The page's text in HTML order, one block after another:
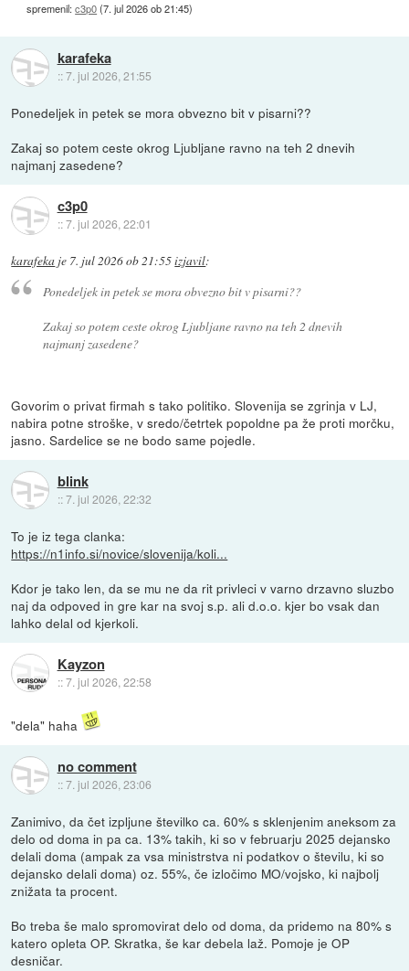
spremenil:c3p0(7. jul 2026 ob 21:45)
karafeka
::7. jul 2026, 21:55
Ponedeljek in petek se mora obvezno bit v pisarni??
Zakaj so potem ceste okrog Ljubljane ravno na teh 2 dnevih
najmanj zasedene?
c3p0
::7. jul 2026, 22:01
karafeka je 7. jul 2026 ob 21:55izjavil:
Ponedeljek in petek se mora obvezno bit v pisarni??
Zakaj so potem ceste okrog Ljubljane ravno na teh 2 dnevih
najmanj zasedene?
Govorim o privat firmah s tako politiko. Slovenija se zgrinja v LJ,
nabira potne stroške, v sredo/četrtek popoldne pa že proti morčku,
jasno. Sardelice se ne bodo same pojedle.
blink
::7. jul 2026, 22:32
To je iz tega clanka:
https://n1info.si/novice/slovenija/koli...
Kdor je tako len, da se mu ne da rit privleci v varno drzavno sluzbo
naj da odpoved in gre kar na svoj s.p. ali d.o.o. kjer bo vsak dan
lahko delal od kjerkoli.
Kayzon
::7. jul 2026, 22:58
"dela" haha
no comment
::7. jul 2026, 23:06
Zanimivo, da čet izpljune številko ca. 60% s sklenjenim aneksom za
delo od doma in pa ca. 13% takih, ki so v februarju 2025 dejansko
delali doma (ampak za vsa ministrstva ni podatkov o številu, ki so
dejansko delali doma) oz. 55%, če izločimo MO/vojsko, ki najbolj
znižata ta procent.
Bo treba še malo spromovirat delo od doma, da pridemo na 80% s
katero opleta OP. Skratka, še kar debela laž. Pomoje je OP
desničar.